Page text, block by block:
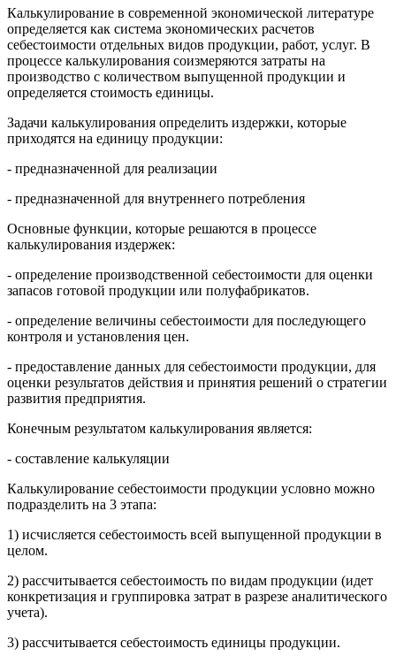
Калькулирование в современной экономической литературе
определяется как система экономических расчетов
себестоимости отдельных видов продукции, работ, услуг. В
процессе калькулирования соизмеряются затраты на
производство с количеством выпущенной продукции и
определяется стоимость единицы.
Задачи калькулирования определить издержки, которые
приходятся на единицу продукции:
- предназначенной для реализации
- предназначенной для внутреннего потребления
Основные функции, которые решаются в процессе
калькулирования издержек:
- определение производственной себестоимости для оценки
запасов готовой продукции или полуфабрикатов.
- определение величины себестоимости для последующего
контроля и установления цен.
- предоставление данных для себестоимости продукции, для
оценки результатов действия и принятия решений о стратегии
развития предприятия.
Конечным результатом калькулирования является:
- составление калькуляции
Калькулирование себестоимости продукции условно можно
подразделить на 3 этапа:
1) исчисляется себестоимость всей выпущенной продукции в
целом.
2) рассчитывается себестоимость по видам продукции (идет
конкретизация и группировка затрат в разрезе аналитического
учета).
3) рассчитывается себестоимость единицы продукции.